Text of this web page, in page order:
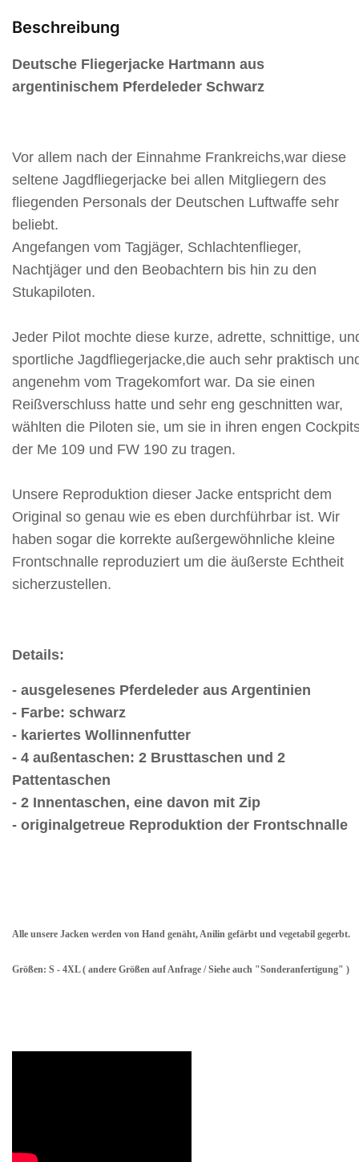
Beschreibung
Deutsche Fliegerjacke Hartmann aus
argentinischem Pferdeleder Schwarz
Vor allem nach der Einnahme Frankreichs,war diese
seltene Jagdfliegerjacke bei allen Mitgliegern des
fliegenden Personals der Deutschen Luftwaffe sehr
beliebt.
Angefangen vom Tagjäger, Schlachtenflieger,
Nachtjäger und den Beobachtern bis hin zu den
Stukapiloten.
Jeder Pilot mochte diese kurze, adrette, schnittige,
sportliche Jagdfliegerjacke,die auch sehr praktisch
angenehm vom Tragekomfort war. Da sie einen
Reißverschluss hatte und sehr eng geschnitten war,
wählten die Piloten sie, um sie in ihren engen
der Me 109 und FW 190 zu tragen.
Unsere Reproduktion dieser Jacke entspricht dem
Original so genau wie es eben durchführbar ist. Wir
haben sogar die korrekte außergewöhnliche kleine
Frontschnalle reproduziert um die äußerste Echtheit
sicherzustellen.
Details:
- ausgelesenes Pferdeleder aus Argentinien
- Farbe: schwarz
- kariertes Wollinnenfutter
- 4 außentaschen: 2 Brusttaschen und 2
Pattentaschen
- 2 Innentaschen, eine davon mit Zip
- originalgetreue Reproduktion der Frontschnalle
Alle unsere Jacken werden von Hand genäht, Anilin gefärbt und vegetabil gegerbt.
Größen: S - 4XL ( andere Größen auf Anfrage / Siehe auch "Sonderanfertigung" )